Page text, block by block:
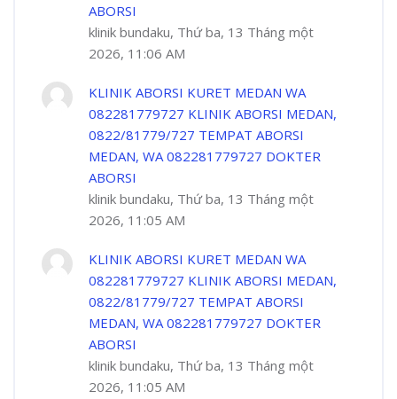
ABORSI
klinik bundaku, Thứ ba, 13 Tháng một
2026, 11:06 AM
KLINIK ABORSI KURET MEDAN WA
082281779727 KLINIK ABORSI MEDAN,
0822/81779/727 TEMPAT ABORSI
MEDAN, WA 082281779727 DOKTER
ABORSI
klinik bundaku, Thứ ba, 13 Tháng một
2026, 11:05 AM
KLINIK ABORSI KURET MEDAN WA
082281779727 KLINIK ABORSI MEDAN,
0822/81779/727 TEMPAT ABORSI
MEDAN, WA 082281779727 DOKTER
ABORSI
klinik bundaku, Thứ ba, 13 Tháng một
2026, 11:05 AM